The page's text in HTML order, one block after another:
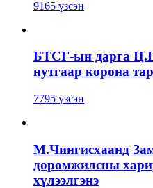
9165 үзсэн
БТСГ-ын дарга
нутгаар корона
7795 үзсэн
М.Чингисхаанд
доромжилсны
хүлээлгэнэ